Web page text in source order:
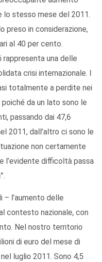
stesso mese del 2011.
preso in considerazione,
al 40 per cento.
rappresenta una delle
crisi internazionale. I
totalmente a perdite nei
da un lato sono le
passando dai 47,6
2011, dall’altro ci sono le
non certamente
l’evidente difficoltà passa
– l’aumento delle
contesto nazionale, con
Nel nostro territorio
di euro del mese di
luglio 2011. Sono 4,5